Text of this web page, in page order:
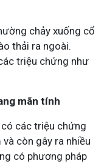
chảy xuống cổ
thải ra ngoài.
triệu chứng như
mãn tính
các triệu chứng
còn gây ra nhiều
có phương pháp